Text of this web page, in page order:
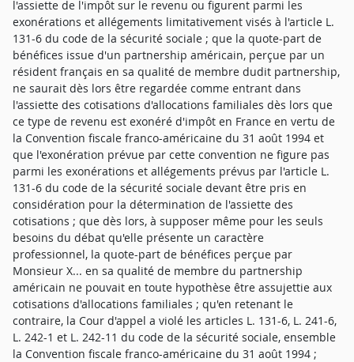
l'assiette de l'impôt sur le revenu ou figurent parmi les
exonérations et allégements limitativement visés à l'article L.
131-6 du code de la sécurité sociale ; que la quote-part de
bénéfices issue d'un partnership américain, perçue par un
résident français en sa qualité de membre dudit partnership,
ne saurait dès lors être regardée comme entrant dans
l'assiette des cotisations d'allocations familiales dès lors que
ce type de revenu est exonéré d'impôt en France en vertu de
la Convention fiscale franco-américaine du 31 août 1994 et
que l'exonération prévue par cette convention ne figure pas
parmi les exonérations et allégements prévus par l'article L.
131-6 du code de la sécurité sociale devant être pris en
considération pour la détermination de l'assiette des
cotisations ; que dès lors, à supposer même pour les seuls
besoins du débat qu'elle présente un caractère
professionnel, la quote-part de bénéfices perçue par
Monsieur X... en sa qualité de membre du partnership
américain ne pouvait en toute hypothèse être assujettie aux
cotisations d'allocations familiales ; qu'en retenant le
contraire, la Cour d'appel a violé les articles L. 131-6, L. 241-6,
L. 242-1 et L. 242-11 du code de la sécurité sociale, ensemble
la Convention fiscale franco-américaine du 31 août 1994 ;